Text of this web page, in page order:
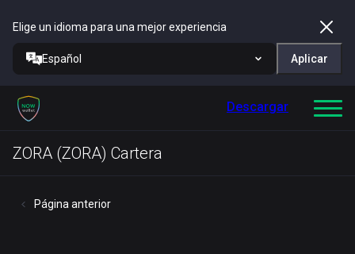
Elige un idioma para una mejor experiencia
Español Aplicar
Descargar
ZORA (ZORA) Cartera
Página anterior